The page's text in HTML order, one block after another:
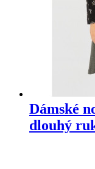
Dámské
dlouhý